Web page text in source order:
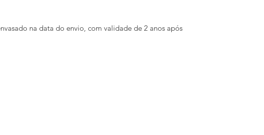
na data do envio, com validade de 2 anos após